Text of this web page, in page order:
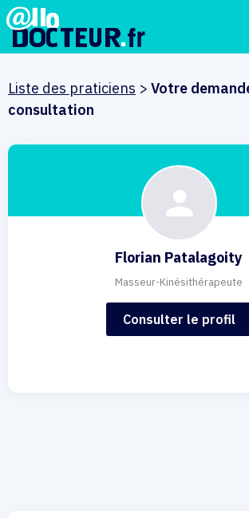
Liste des praticiens > Votre
consultation
Florian Patalagoity
Masseur-Kinésithérapeute
Consulter le profil